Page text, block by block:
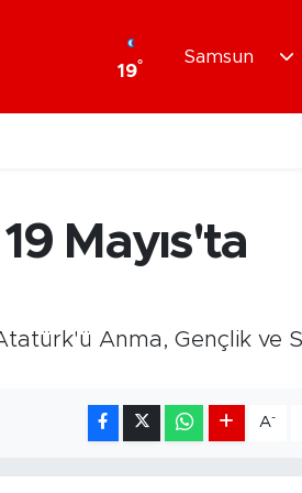
19°
Samsun
Mayıs'ta
Anma, Gençlik ve
A-